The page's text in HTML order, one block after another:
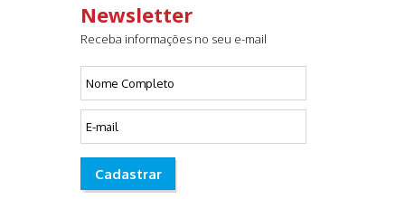
Newsletter
Receba informações no seu e-mail
Cadastrar